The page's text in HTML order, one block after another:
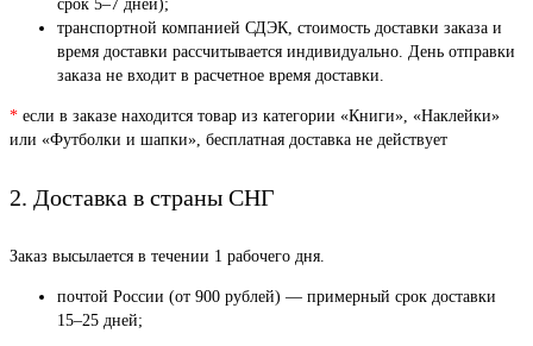
срок 5–7 дней);
транспортной компанией СДЭК, стоимость доставки заказа и
время доставки рассчитывается индивидуально. День отправки
заказа не входит в расчетное время доставки.
* если в заказе находится товар из категории «Книги», «Наклейки»
или «Футболки и шапки», бесплатная доставка не действует
2. Доставка в страны СНГ
Заказ высылается в течении 1 рабочего дня.
почтой России (от 900 рублей) — примерный срок доставки
15–25 дней;